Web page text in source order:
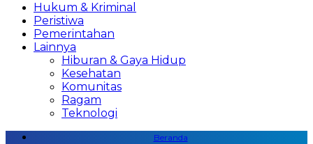
Hukum & Kriminal
Peristiwa
Pemerintahan
Lainnya
Hiburan & Gaya Hidup
Kesehatan
Komunitas
Ragam
Teknologi
Beranda